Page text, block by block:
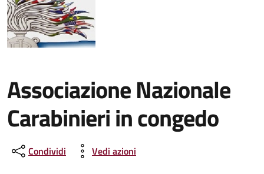
Associazione Nazionale
Carabinieri in congedo
Condividi Vedi azioni